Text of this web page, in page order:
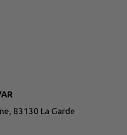
83130 La Garde